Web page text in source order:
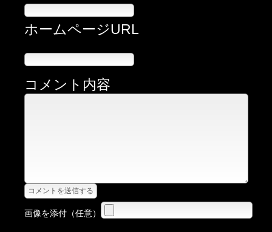
ホームページURL
コメント内容
画像を添付（任意）